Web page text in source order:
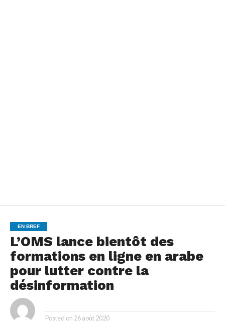
EN BREF
L’OMS lance bientôt des
formations en ligne en arabe
pour lutter contre la
désinformation
Posted on 26 août 2020